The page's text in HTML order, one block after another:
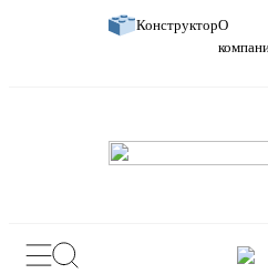
КонструкторО